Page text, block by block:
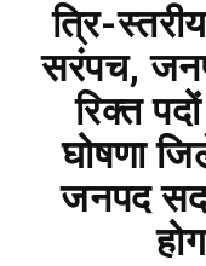
त्रि-
सरंपच,
रिक्त
घोषणा
जनपद